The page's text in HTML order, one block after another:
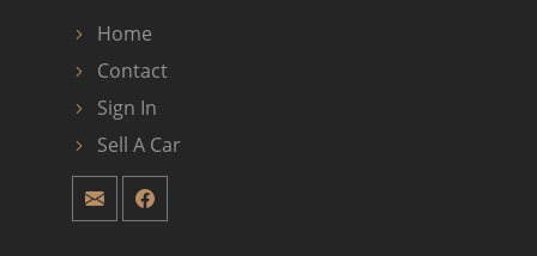
Home
Contact
Sign In
Sell A Car